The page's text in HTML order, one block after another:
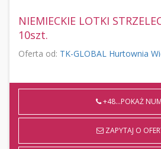
NIEMIECKIE LOTKI
10szt.
Oferta od: TK-GLOBAL Hurtownia
+48...POKAŻ
ZAPYTAJ O